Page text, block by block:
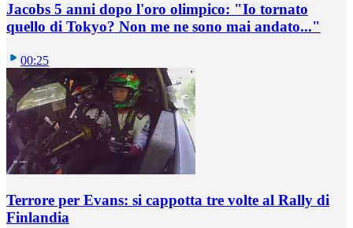
Jacobs 5 anni dopo l'oro olimpico: "Io tornato
quello di Tokyo? Non me ne sono mai andato..."
00:25
Terrore per Evans: si cappotta tre volte al Rally di
Finlandia